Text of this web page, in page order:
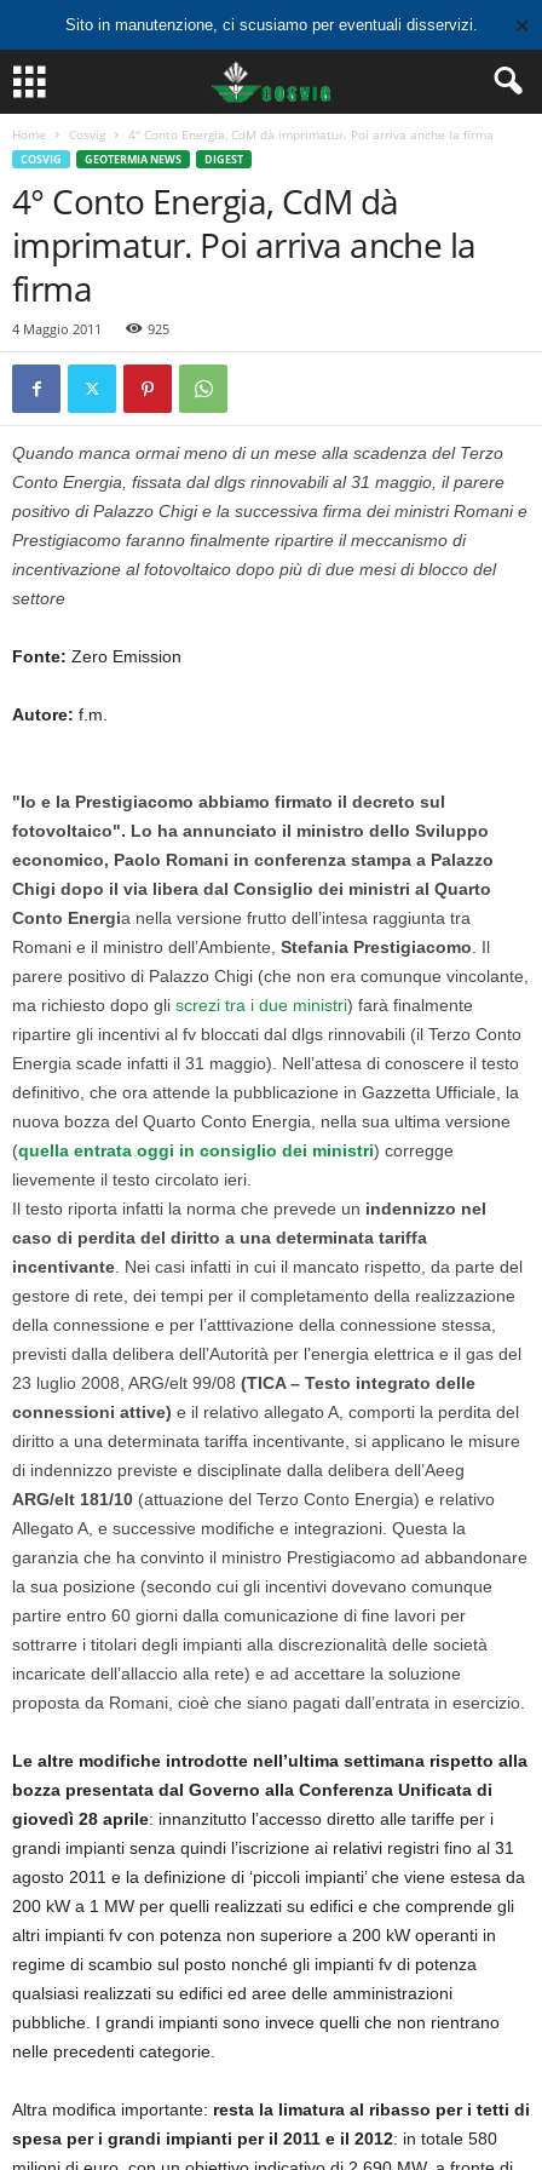
Sito in manutenzione, ci scusiamo per eventuali disservizi. ✕
Home Cosvig 4° Conto Energia, CdM dà imprimatur. Poi arriva anche la firma
COSVIG GEOTERMIA NEWS DIGEST
4° Conto Energia, CdM dà
imprimatur. Poi arriva anche la
firma
4 Maggio 2011 925
Quando manca ormai meno di un mese alla scadenza del Terzo
Conto Energia, fissata dal dlgs rinnovabili al 31 maggio, il parere
positivo di Palazzo Chigi e la successiva firma dei ministri Romani e
Prestigiacomo faranno finalmente ripartire il meccanismo di
incentivazione al fotovoltaico dopo più di due mesi di blocco del
settore
Fonte: Zero Emission
Autore: f.m.
"Io e la Prestigiacomo abbiamo firmato il decreto sul
fotovoltaico". Lo ha annunciato il ministro dello Sviluppo
economico, Paolo Romani in conferenza stampa a Palazzo
Chigi dopo il via libera dal Consiglio dei ministri al Quarto
Conto Energia nella versione frutto dell’intesa raggiunta tra
Romani e il ministro dell’Ambiente, Stefania Prestigiacomo . Il
parere positivo di Palazzo Chigi (che non era comunque vincolante,
ma richiesto dopo gli screzi tra i due ministri) farà finalmente
ripartire gli incentivi al fv bloccati dal dlgs rinnovabili (il Terzo Conto
Energia scade infatti il 31 maggio). Nell’attesa di conoscere il testo
definitivo, che ora attende la pubblicazione in Gazzetta Ufficiale, la
nuova bozza del Quarto Conto Energia, nella sua ultima versione
(quella entrata oggi in consiglio dei ministri) corregge
lievemente il testo circolato ieri.
Il testo riporta infatti la norma che prevede un indennizzo nel
caso di perdita del diritto a una determinata tariffa
incentivante . Nei casi infatti in cui il mancato rispetto, da parte del
gestore di rete, dei tempi per il completamento della realizzazione
della connessione e per l’atttivazione della connessione stessa,
previsti dalla delibera dell’Autorità per l’energia elettrica e il gas del
23 luglio 2008, ARG/elt 99/08 (TICA – Testo integrato delle
connessioni attive) e il relativo allegato A, comporti la perdita del
diritto a una determinata tariffa incentivante, si applicano le misure
di indennizzo previste e disciplinate dalla delibera dell’Aeeg
ARG/elt 181/10 (attuazione del Terzo Conto Energia) e relativo
Allegato A, e successive modifiche e integrazioni. Questa la
garanzia che ha convinto il ministro Prestigiacomo ad abbandonare
la sua posizione (secondo cui gli incentivi dovevano comunque
partire entro 60 giorni dalla comunicazione di fine lavori per
sottrarre i titolari degli impianti alla discrezionalità delle società
incaricate dell’allaccio alla rete) e ad accettare la soluzione
proposta da Romani, cioè che siano pagati dall’entrata in esercizio.
Le altre modifiche introdotte nell’ultima settimana rispetto alla
bozza presentata dal Governo alla Conferenza Unificata di
giovedì 28 aprile: innanzitutto l’accesso diretto alle tariffe per i
grandi impianti senza quindi l’iscrizione ai relativi registri fino al 31
agosto 2011 e la definizione di ‘piccoli impianti’ che viene estesa da
200 kW a 1 MW per quelli realizzati su edifici e che comprende gli
altri impianti fv con potenza non superiore a 200 kW operanti in
regime di scambio sul posto nonché gli impianti fv di potenza
qualsiasi realizzati su edifici ed aree delle amministrazioni
pubbliche. I grandi impianti sono invece quelli che non rientrano
nelle precedenti categorie.
Altra modifica importante: resta la limatura al ribasso per i tetti di
spesa per i grandi impianti per il 2011 e il 2012: in totale 580